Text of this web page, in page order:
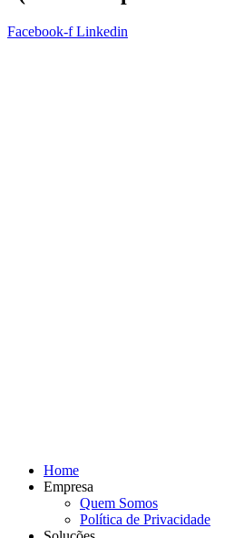
Facebook-f Linkedin
Home
Empresa
Quem Somos
Política de Privacidade